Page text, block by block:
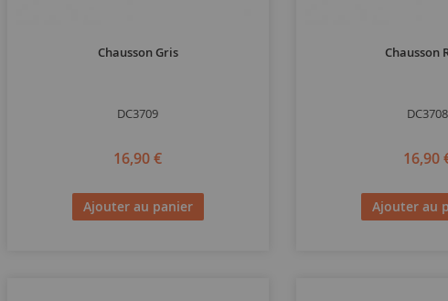
Chausson Gris
DC3709
16,90 €
Ajouter au panier
Chausson
DC3708
16,90
Ajouter au